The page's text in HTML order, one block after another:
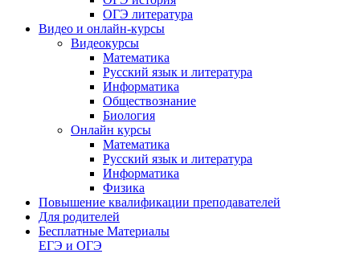
ОГЭ литература
Видео и онлайн-курсы
Видеокурсы
Математика
Русский язык и литература
Информатика
Обществознание
Биология
Онлайн курсы
Математика
Русский язык и литература
Информатика
Физика
Повышение квалификации преподавателей
Для родителей
Бесплатные Материалы
ЕГЭ и ОГЭ